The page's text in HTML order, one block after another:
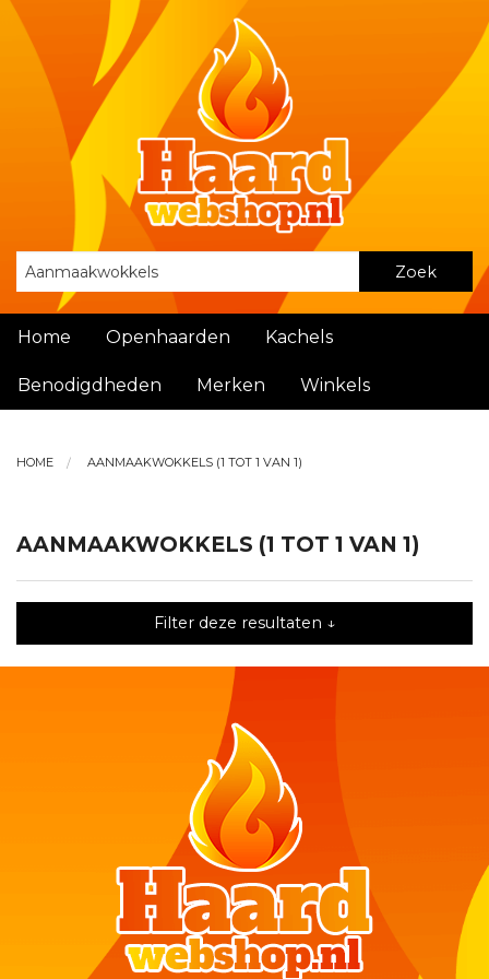
Zoek
Home Openhaarden Kachels
Benodigdheden Merken Winkels
HOME AANMAAKWOKKELS (1 TOT 1 VAN 1)
AANMAAKWOKKELS (1 TOT 1 VAN 1)
Filter deze resultaten ↓